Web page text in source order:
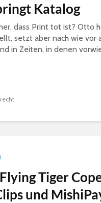
Katalog
dass Print tot ist? Otto
setzt aber nach wie vor
in Zeiten, in denen
Tiger
und